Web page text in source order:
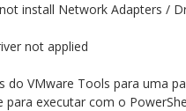
install Network Adapters /
not applied
do VMware Tools para uma
para executar com o